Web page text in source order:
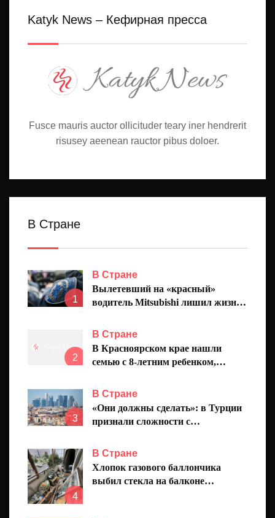
Katyk News – Кефирная пресса
Fusce mauris auctor ollicituder teary iner hendrerit
risusey aeenean rauctor pibus doloer.
В Стране
1
В Стране
Вылетевший на «красный»
водитель Mitsubishi лишил жизни
2
В Стране
В Красноярском крае нашли
семью с 8-летним ребенком,
3
В Стране
«Они должны сделать»: в Турции
признали сложности с
4
В Стране
Хлопок газового баллончика
выбил стекла на балконе